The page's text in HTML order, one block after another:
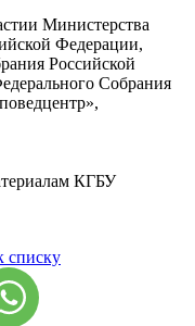
Министерства
Федерации,
Российской
Собрания
КГБУ
списку